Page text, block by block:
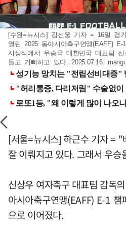
[수원=뉴시스] 김선웅 기자 = 16일 경
열린 2025 동아시아축구연맹(EAFF) E-
시상식에서 우승국 대한민국 대표팀
들고 기뻐하고 있다. 2025.07.16.
[서울=뉴시스] 하근수 기자 =
잘 이뤄지고 있다. 그래서 우
신상우 여자축구 대표팀 감독
아시아축구연맹(EAFF) E-1
으로 이어졌다.